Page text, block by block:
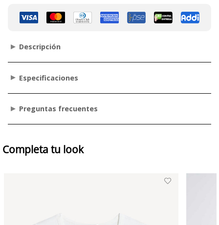
Descripción
Especificaciones
Preguntas frecuentes
Completa tu look